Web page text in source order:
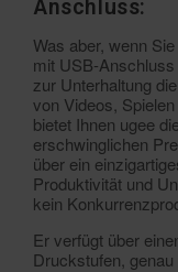
Anschluss:
Was aber, wenn
mit USB-
zur Unterhaltung
von Videos,
bietet Ihnen ugee
erschwinglichen
über ein
Produktivität und
kein
Er verfügt über
Druckstufen, genau